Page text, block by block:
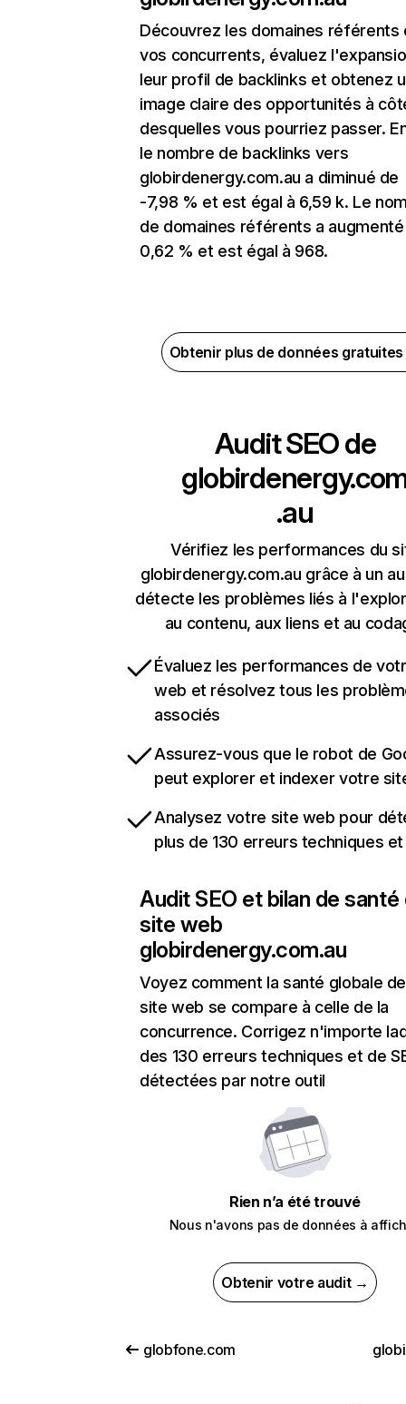
Découvrez les domaines référents
vos concurrents, évaluez
leur profil de backlinks et obtenez
image claire des opportunités à
desquelles vous pourriez passer.
le nombre de backlinks vers
globirdenergy.com.au a diminué de
-7,98 % et est égal à 6,59 k. Le
de domaines référents a
0,62 % et est égal à 968.
Obtenir plus de données
Audit SEO de
.au
Vérifiez les performances du
globirdenergy.com.au grâce à un
détecte les problèmes liés à
au contenu, aux liens et au
Évaluez les performances de
web et résolvez tous les
associés
Assurez-vous que le robot de
peut explorer et indexer votre
Analysez votre site web pour
plus de 130 erreurs techniques et
Audit SEO et bilan de santé
site web
globirdenergy.com.au
Voyez comment la santé globale
site web se compare à celle de la
concurrence. Corrigez n'importe
des 130 erreurs techniques et de
détectées par notre outil
Rien n’a été trouvé
Nous n'avons pas de données à
Obtenir votre audit →
globfone.com